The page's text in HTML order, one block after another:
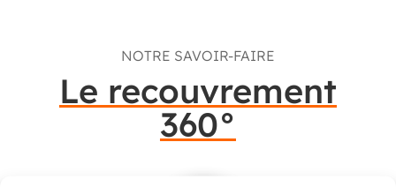
NOTRE SAVOIR-FAIRE
Le recouvrement
360°